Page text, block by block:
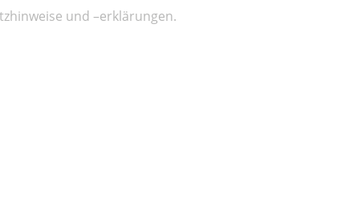
und –erklärungen.